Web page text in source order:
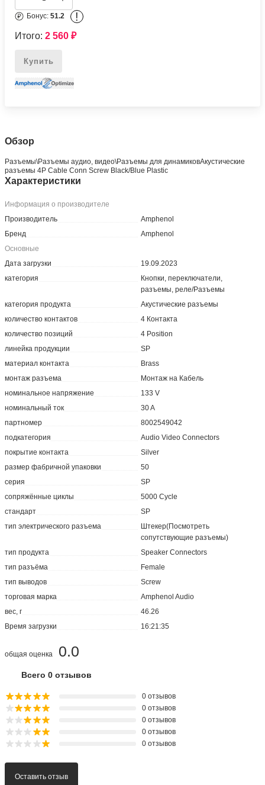
Бонус:51.2 !
Итого:2 560₽
Купить
Обзор
Разъeмы\Разъeмы аудио, видео\Разъeмы для динамиковАкустические
разъемы 4P Cable Conn Screw Black/Blue Plastic
Характеристики
Информация о производителе
Производитель
Amphenol
Бренд
Amphenol
Основные
Дата загрузки
19.09.2023
категория
Кнопки, переключатели,
разъемы, реле/Разъемы
категория продукта
Акустические разъемы
количество контактов
4 Контакта
количество позиций
4 Position
линейка продукции
SP
материал контакта
Brass
монтаж разъема
Монтаж на Кабель
номинальное напряжение
133 V
номинальный ток
30 A
партномер
8002549042
подкатегория
Audio Video Connectors
покрытие контакта
Silver
размер фабричной упаковки
50
серия
SP
сопряжённые циклы
5000 Cycle
стандарт
SP
тип электрического разъема
Штекер(Посмотреть
сопутствующие разъемы)
тип продукта
Speaker Connectors
тип разъёма
Female
тип выводов
Screw
торговая марка
Amphenol Audio
вес, г
46.26
Время загрузки
16:21:35
0.0
общая оценка
Всего 0 отзывов
0 отзывов
0 отзывов
0 отзывов
0 отзывов
0 отзывов
Оставить отзыв